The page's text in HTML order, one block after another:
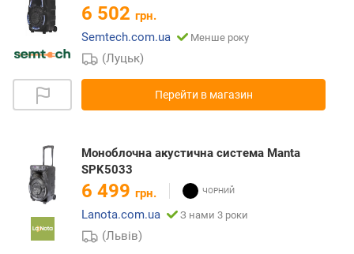
6 502 грн.
Semtech.com.ua
Менше року
(Луцьк)
Перейти в магазин
Моноблочна акустична система Manta
SPK5033
6 499 грн.
Lanota.com.ua
З нами 3 роки
(Львів)